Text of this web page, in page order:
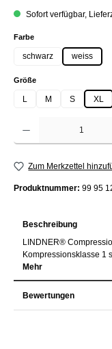
Sofort verfügbar,
Farbeauswählen
schwarz weiss
Größeauswählen
L M S XL
Produkt Anzahl: Gib den
Zum Merkzettel
Produktnummer: 99 95
Beschreibung
LINDNER®
Kompressionsklasse 1
Mehr
Bewertungen